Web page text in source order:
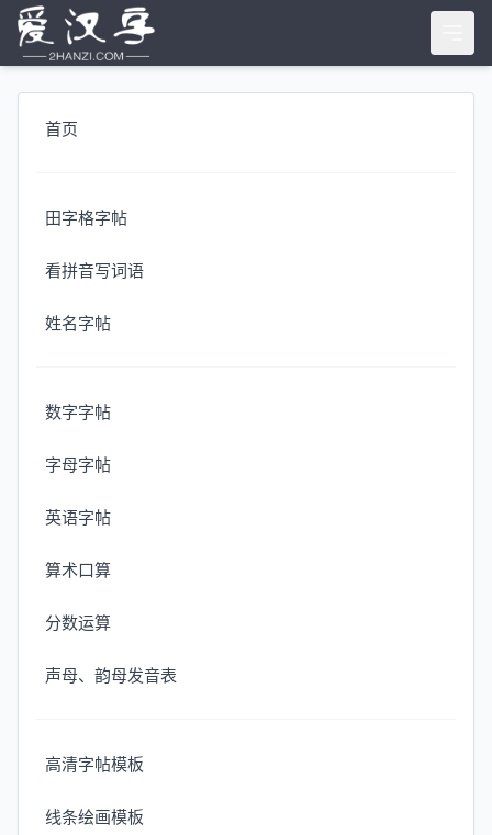
首页
田字格字帖
看拼音写词语
姓名字帖
数字字帖
字母字帖
英语字帖
算术口算
分数运算
声母、韵母发音表
高清字帖模板
线条绘画模板